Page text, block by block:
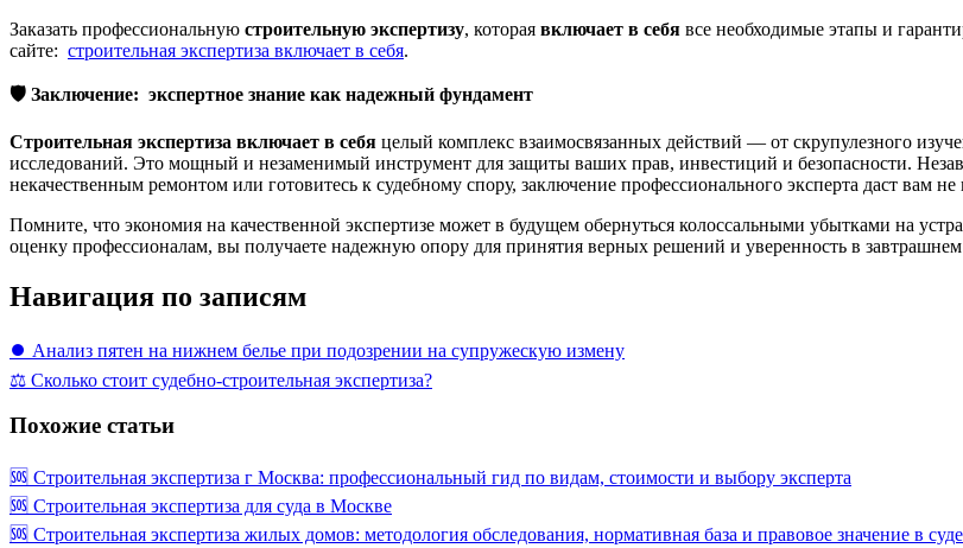
Заказать профессиональную строительную экспертизу, которая включает в себя все необходимые этапы и
сайте: строительная экспертиза включает в себя.
🛡 Заключение: экспертное знание как надежный фундамент
Строительная экспертиза включает в себя целый комплекс взаимосвязанных действий — от скрупулезного
исследований. Это мощный и незаменимый инструмент для защиты ваших прав, инвестиций и безопасности.
некачественным ремонтом или готовитесь к судебному спору, заключение профессионального эксперта даст вам
Помните, что экономия на качественной экспертизе может в будущем обернуться колоссальными убытками на
оценку профессионалам, вы получаете надежную опору для принятия верных решений и уверенность в
Навигация по записям
⏺️ Анализ пятен на нижнем белье при подозрении на супружескую измену
⚖️ Сколько стоит судебно-строительная экспертиза?
Похожие статьи
🆘 Строительная экспертиза г Москва: профессиональный гид по видам, стоимости и выбору эксперта
🆘 Строительная экспертиза для суда в Москве
🆘 Строительная экспертиза жилых домов: методология обследования, нормативная база и правовое значение в